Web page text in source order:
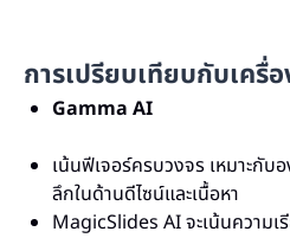
การเปรียบเทียบกับเครื่
Gamma AI
เน้นฟีเจอร์ครบวงจร เหมาะกั
ลึกในด้านดีไซน์และเนื้อหา
MagicSlides AI จะเน้นความเ